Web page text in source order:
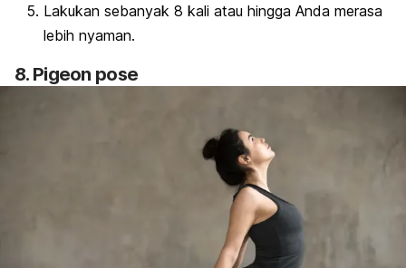
Lakukan sebanyak 8 kali atau hingga Anda merasa
lebih nyaman.
8. Pigeon pose